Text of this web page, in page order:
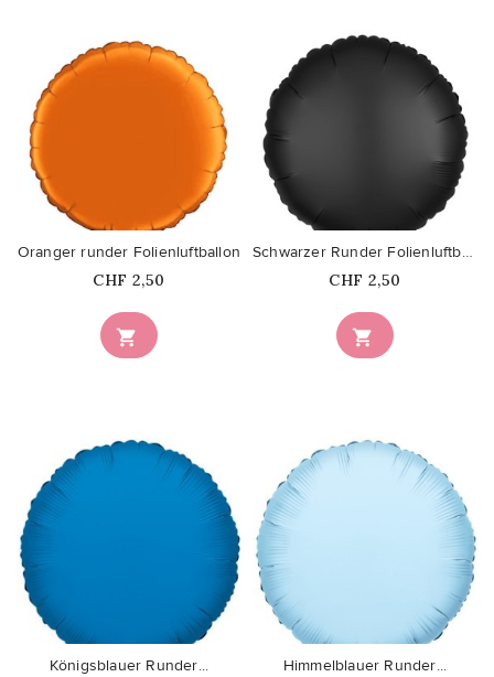
favorite_border

Oranger runder Folienluftballon
Price
CHF 2,50
favorite_border

Schwarzer Runder Folienluftballon
Price
CHF 2,50
favorite_border
Königsblauer Runder...
favorite_border
Himmelblauer Runder...